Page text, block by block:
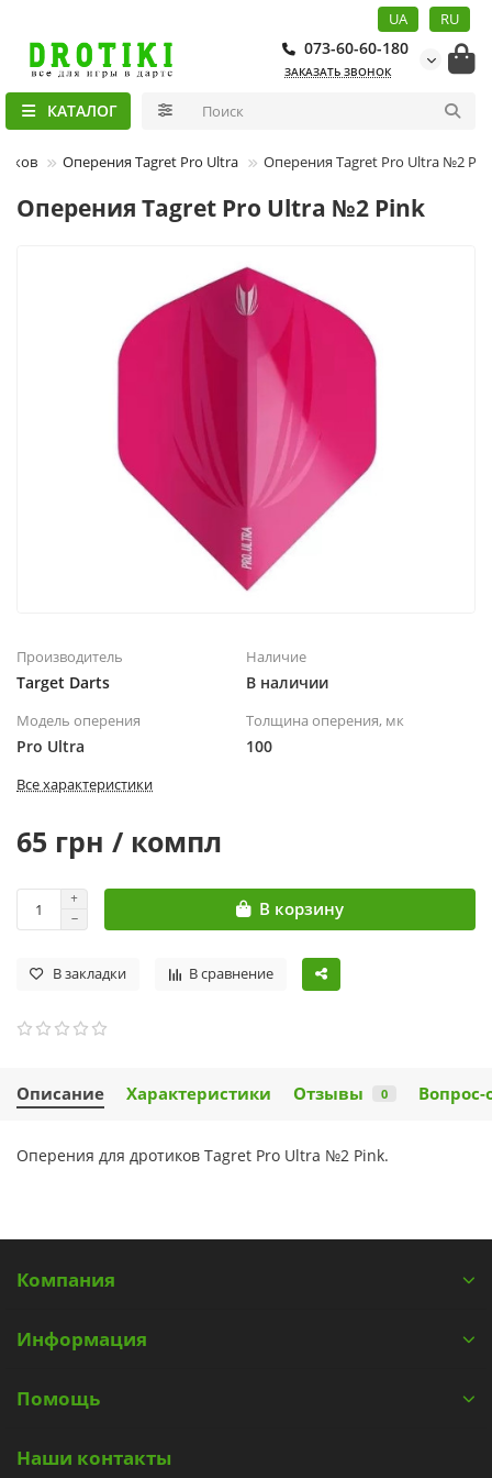
UA RU
073-60-60-180
ЗАКАЗАТЬ ЗВОНОК
КАТАЛОГ
Оперения Tagret Pro Ultra Оперения Tagret Pro Ultra №2
Оперения Tagret Pro Ultra №2 Pink
Производитель
Target Darts
Наличие
В наличии
Модель оперения
Pro Ultra
Толщина оперения, мк
100
Все характеристики
65 грн / компл
В корзину
В закладки В сравнение
Описание Характеристики Отзывы 0 Вопрос-
Оперения для дротиков Tagret Pro Ultra №2 Pink.
Компания
Информация
Помощь
Наши контакты